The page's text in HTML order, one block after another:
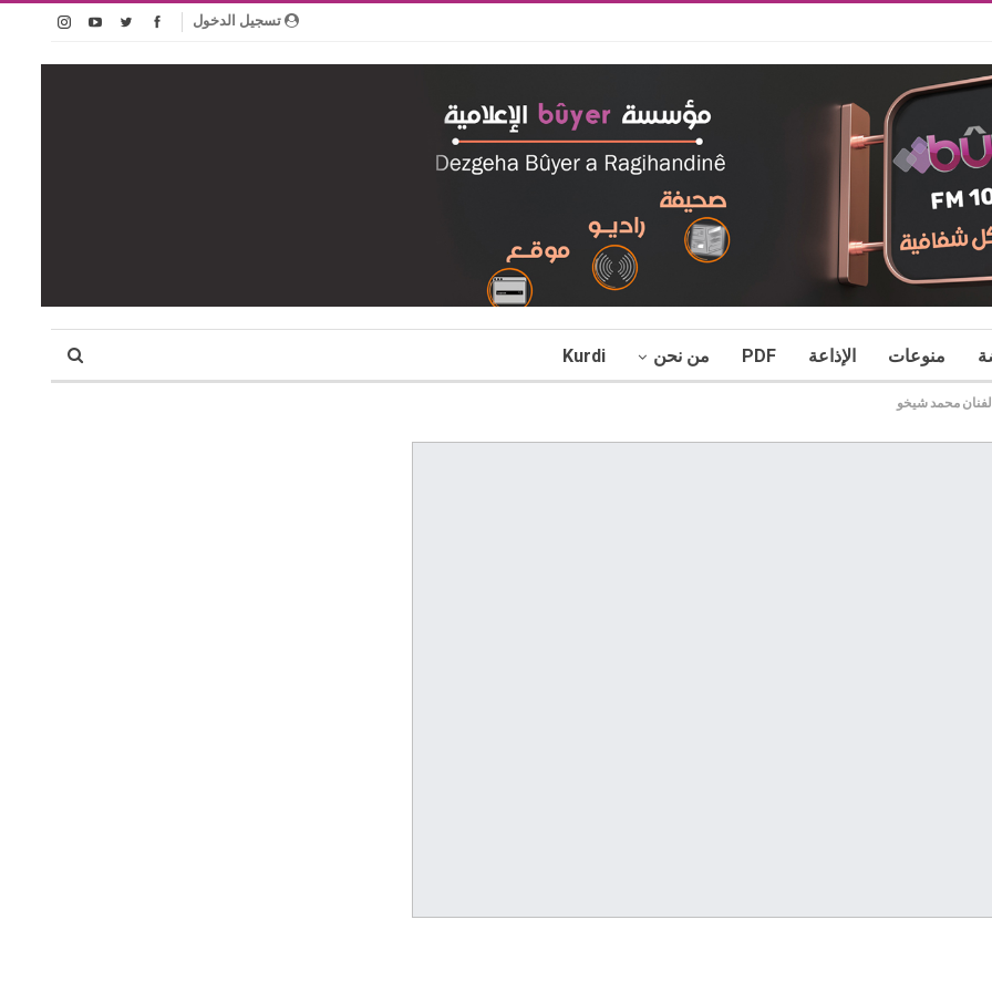
تسجيل الدخول
منوعات الإذاعة PDF من نحن Kurdi